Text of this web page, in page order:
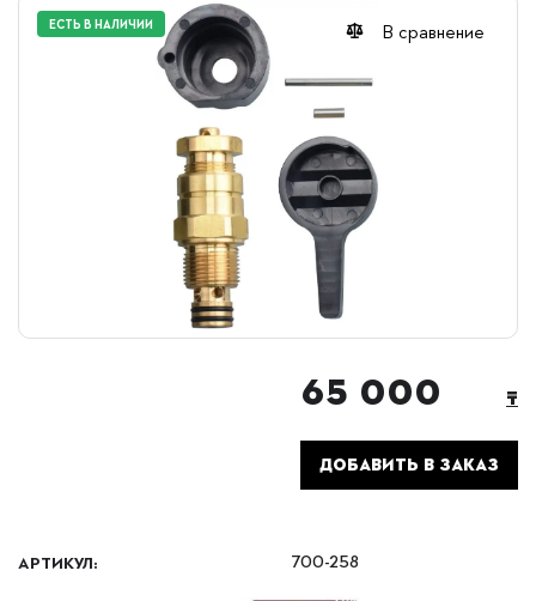
В сравнение
ЕСТЬ В НАЛИЧИИ
65 000 ₸
ДОБАВИТЬ В ЗАКАЗ
АРТИКУЛ: 700-258